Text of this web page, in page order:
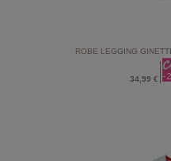
ROBE LEGGING
34,99 €